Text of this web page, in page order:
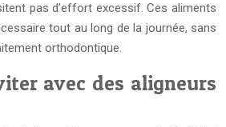
pas d’effort excessif. Ces aliments
tout au long de la journée, sans
orthodontique.
avec des aligneurs